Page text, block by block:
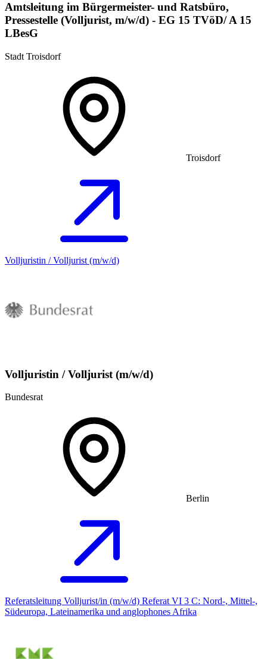
Amtsleitung im Bürgermeister- und Ratsbüro,
Pressestelle (Volljurist, m/w/d) - EG 15 TVöD/ A 15
LBesG
Stadt Troisdorf
Troisdorf
Volljuristin / Volljurist (m/w/d)
Volljuristin / Volljurist (m/w/d)
Bundesrat
Berlin
Referatsleitung Volljurist/in (m/w/d) Referat VI 3 C: Nord-, Mittel-,
Südeuropa, Lateinamerika und anglophones Afrika